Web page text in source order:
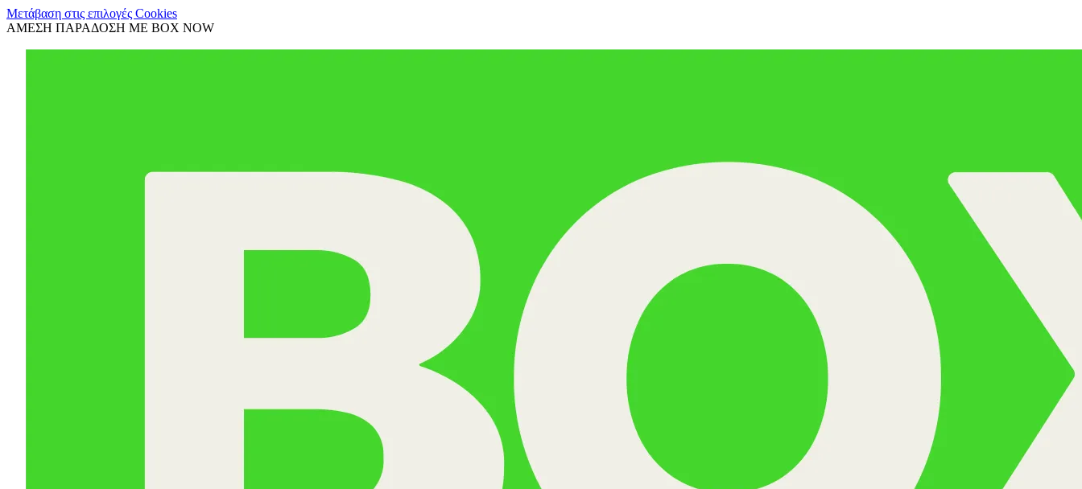
Μετάβαση στις επιλογές Cookies
ΑΜΕΣΗ ΠΑΡΑΔΟΣΗ ΜΕ BOX NOW